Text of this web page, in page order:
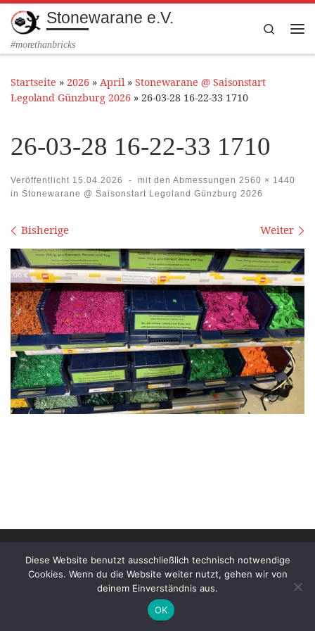
Zum Inhalt springen
Stonewarane e.V.
#morethanbricks
Search
Startseite » 2026 » April » Stonewarane @ Saisonstart
Legoland Günzburg 2026 » 26-03-28 16-22-33 1710
26-03-28 16-22-33 1710
Veröffentlicht 15.04.2026 - mit den Abmessungen 2560 × 1440
in Stonewarane @ Saisonstart Legoland Günzburg 2026
Bilder Navigation
Bisherige Weiter
vorbehalten
Diese Website benutzt ausschließlich technisch notwendige
Cookies. Wenn du die Website weiter nutzt, gehen wir von
deinem Einverständnis aus.
OK